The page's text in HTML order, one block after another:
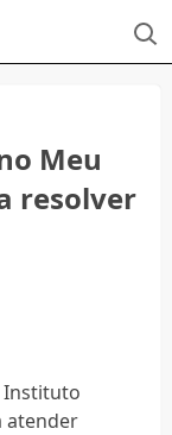
Meu
resolver
atender